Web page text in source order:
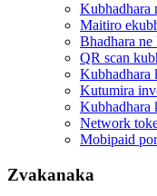
Kubhadhara
Maitiro
Bhadhara
QR scan
Kubhadhara
Kutumira
Kubhadhara
Network
Mobipaid
Zvakanaka